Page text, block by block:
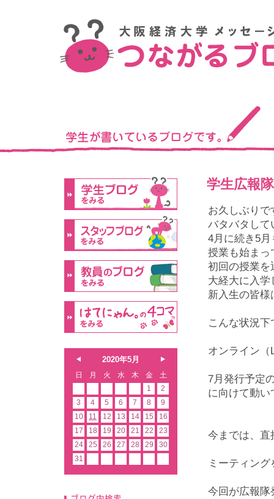
学生広報
お久しぶり
バタバタして
4月に続き5
授業も始まっ
初回の授業を
大経大に入学
新入生の皆
こんな状況
オンライン（
7月発行予定
に向けて動い
今までは、直
ミーティン
今回が広報隊
2020年5月
日 月 火 水 木 金
土
1
2
3
4 5 6 7 8
9
10
11 12 13 14 15
16
17
18 19 20 21 22
23
24
25 26 27 28 29
30
31